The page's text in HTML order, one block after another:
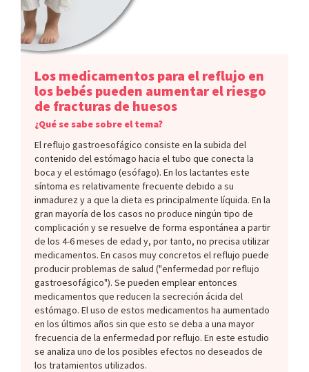
Los medicamentos para el reflujo en
los bebés pueden aumentar el riesgo
de fracturas de huesos
¿Qué se sabe sobre el tema?
El reflujo gastroesofágico consiste en la subida del
contenido del estómago hacia el tubo que conecta la
boca y el estómago (esófago). En los lactantes este
síntoma es relativamente frecuente debido a su
inmadurez y a que la dieta es principalmente líquida. En la
gran mayoría de los casos no produce ningún tipo de
complicación y se resuelve de forma espontánea a partir
de los 4-6 meses de edad y, por tanto, no precisa utilizar
medicamentos. En casos muy concretos el reflujo puede
producir problemas de salud ("enfermedad por reflujo
gastroesofágico"). Se pueden emplear entonces
medicamentos que reducen la secreción ácida del
estómago. El uso de estos medicamentos ha aumentado
en los últimos años sin que esto se deba a una mayor
frecuencia de la enfermedad por reflujo. En este estudio
se analiza uno de los posibles efectos no deseados de
los tratamientos utilizados.